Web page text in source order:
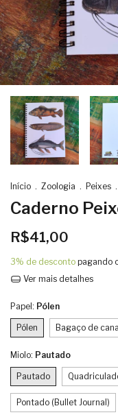
Início . Zoologia . Peixes .
Caderno
R$41,00
3% de desconto pagando
Ver mais detalhes
Papel: Pólen
Pólen Bagaço de cana
Miolo: Pautado
Pautado
Pontado (Bullet Journal)